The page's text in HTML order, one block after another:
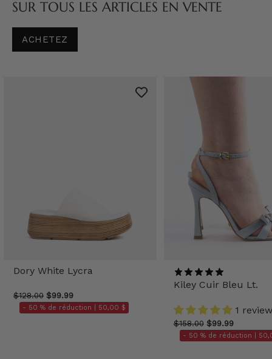
SUR TOUS LES ARTICLES EN VENTE
ACHETEZ
Dory White Lycra
$128.00 $99.99
- 50 % de réduction | 50,00 $
Kiley Cuir Bleu Lt.
1 review
$158.00 $99.99
- 50 % de réduction |